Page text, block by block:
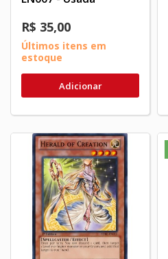
R$ 35,00
Últimos itens em
estoque
Adicionar